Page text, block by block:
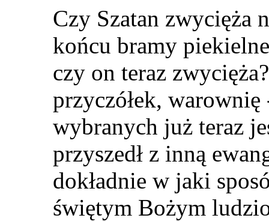
Czy Szatan zwycięża
końcu bramy
czy on teraz
przyczółek,
wybranych już teraz
przyszedł z inną
dokładnie w jaki
świętym Bożym